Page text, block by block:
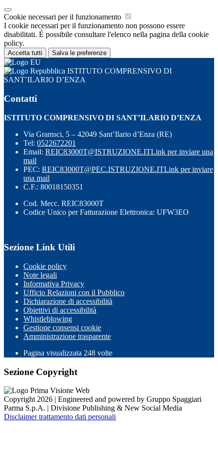
Cookie necessari per il funzionamento
I cookie necessari per il funzionamento non possono essere
disabilitati. È possibile consultare l'elenco nella pagina della cookie
policy.
Accetta tutti Salva le preferenze
ISTITUTO COMPRENSIVO DI
SANT’ILARIO D’ENZA
Contatti
ISTITUTO COMPRENSIVO DI SANT’ILARIO D’ENZA
Via Gramsci, 5 – 42049 Sant’Ilario d’Enza (RE)
Tel: 0522672201
Email: REIC83000T@ISTRUZIONE.ITLink per inviare una
mail
PEC: REIC83000T@PEC.ISTRUZIONE.ITLink per inviare
una mail
C.F.: 80018150351
Cod. Mecc. REIC83000T
Codice Unico per Fatturazione Elettronica: UFW3EO
Sezione Link Utili
Cookie policy
Note legali
Informativa Privacy
Ufficio Relazioni con il Pubblico
Dichiarazione di accessibilità
Obiettivi di accessibilità
Whistleblowing
Gestione consensi cookie
Amministrazione trasparente
Pagina visualizzata 248 volte
Sezione Copyright
Copyright 2026 | Engineered and powered by Gruppo Spaggiari
Parma S.p.A. | Divisione Publishing & New Social Media
Disclaimer trattamento dati personali